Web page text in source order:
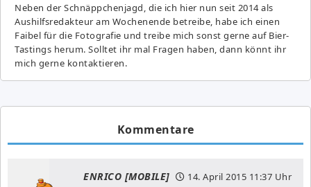
Neben der Schnäppchenjagd, die ich hier nun seit 2014 als
Aushilfsredakteur am Wochenende betreibe, habe ich einen
Faibel für die Fotografie und treibe mich sonst gerne auf Bier-
Tastings herum. Solltet ihr mal Fragen haben, dann könnt ihr
mich gerne kontaktieren.
Kommentare
ENRICO [MOBILE] 14. April 2015 11:37 Uhr